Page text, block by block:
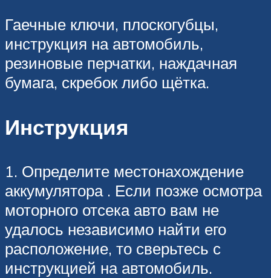
Гаечные ключи, плоскогубцы,
инструкция на автомобиль,
резиновые перчатки, наждачная
бумага, скребок либо щётка.
Инструкция
1. Определите местонахождение
аккумулятора . Если позже осмотра
моторного отсека авто вам не
удалось независимо найти его
расположение, то сверьтесь с
инструкцией на автомобиль.